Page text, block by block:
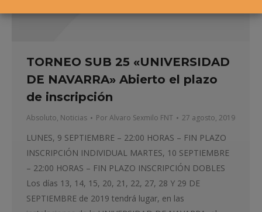
TORNEO SUB 25 «UNIVERSIDAD
DE NAVARRA» Abierto el plazo
de inscripción
Absoluto, Noticias PorAlvaro Sexmilo FNT 27 agosto, 2019
LUNES, 9 SEPTIEMBRE – 22:00 HORAS – FIN PLAZO
INSCRIPCIÓN INDIVIDUAL MARTES, 10 SEPTIEMBRE
– 22:00 HORAS – FIN PLAZO INSCRIPCIÓN DOBLES
Los días 13, 14, 15, 20, 21, 22, 27, 28 Y 29 DE
SEPTIEMBRE de 2019 tendrá lugar, en las